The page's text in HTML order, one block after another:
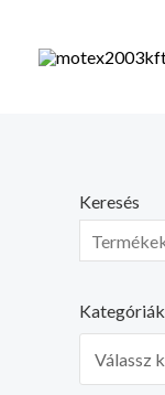
Keresés
Kategóriák